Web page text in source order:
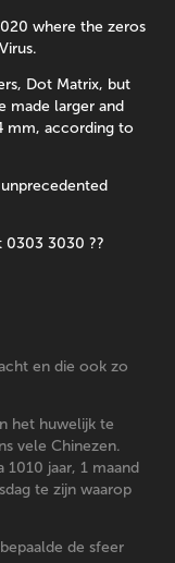
where the zeros
Dot Matrix, but
made larger and
mm, according to
0303 3030 ??
en die ook zo
het huwelijk te
vele Chinezen.
1010 jaar, 1 maand
te zijn waarop
de sfeer